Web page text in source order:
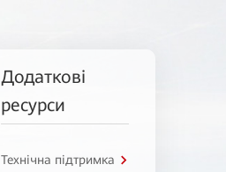
Додаткові
ресурси
Технічна підтримка